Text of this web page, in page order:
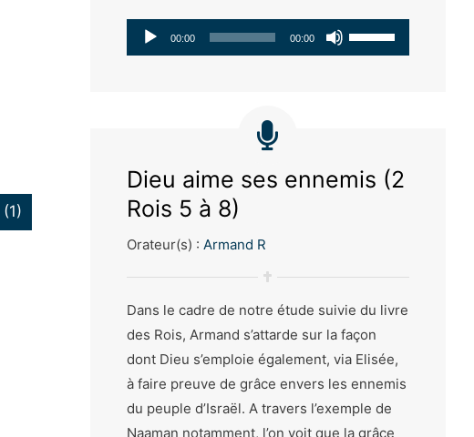
(1)
Lecteur
00:00 00:00
Utilisez
augmenter
le
volume.
Dieu aime ses ennemis (2
Rois 5 à 8)
Orateur(s) : Armand R
Dans le cadre de notre étude suivie du livre
des Rois, Armand s’attarde sur la façon
dont Dieu s’emploie également, via Elisée,
à faire preuve de grâce envers les ennemis
du peuple d’Israël. A travers l’exemple de
Naaman notamment, l’on voit que la grâce